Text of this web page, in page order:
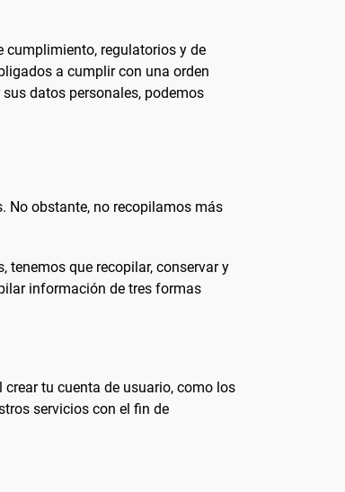
cumplimiento, regulatorios y de
a cumplir con una orden
datos personales, podemos
No obstante, no recopilamos más
tenemos que recopilar, conservar y
información de tres formas
tu cuenta de usuario, como los
servicios con el fin de